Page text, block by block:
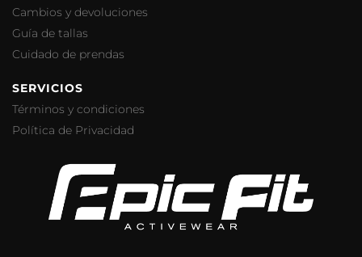
Cambios y devoluciones
Guía de tallas
Cuidado de prendas
SERVICIOS
Términos y condiciones
Política de Privacidad